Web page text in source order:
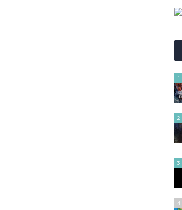
1
2
3
4